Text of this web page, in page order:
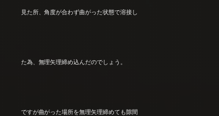
見た所、角度が合わず曲がった状態で溶接し
た為、無理矢理締め込んだのでしょう。
ですが曲がった場所を無理矢理締めても隙間